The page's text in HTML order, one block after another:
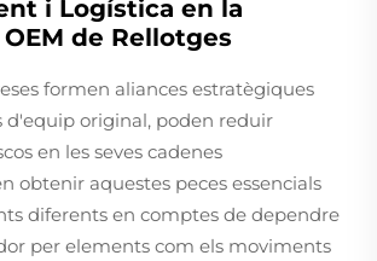
i Logística en la
de Rellotges
formen aliances estratègiques
d'equip original, poden reduir
en les seves cadenes
obtenir aquestes peces essencials
diferents en comptes de dependre
per elements com els moviments